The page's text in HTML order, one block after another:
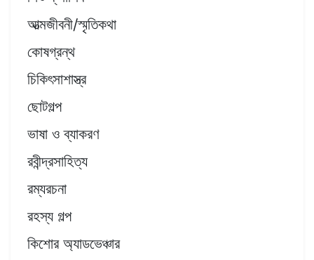
আত্মজীবনী/স্মৃতিকথা
কোষগ্রন্থ
চিকিৎসাশাস্ত্র
ছোটগল্প
ভাষা ও ব্যাকরণ
রবীন্দ্রসাহিত্য
রম্যরচনা
রহস্য গল্প
কিশোর অ্যাডভেঞ্চার